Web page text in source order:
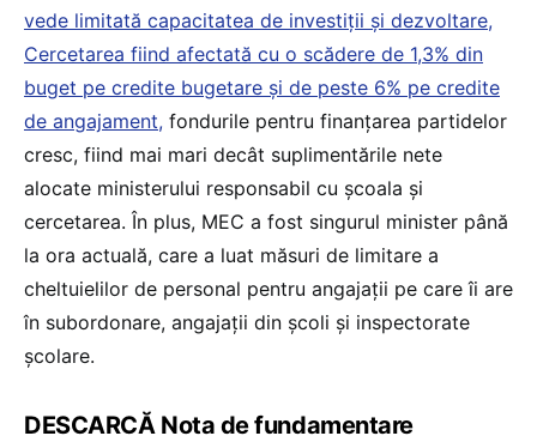
vede limitată capacitatea de investiții și dezvoltare,
Cercetarea fiind afectată cu o scădere de 1,3% din
buget pe credite bugetare și de peste 6% pe credite
de angajament, fondurile pentru finanțarea partidelor
cresc, fiind mai mari decât suplimentările nete
alocate ministerului responsabil cu școala și
cercetarea. În plus, MEC a fost singurul minister până
la ora actuală, care a luat măsuri de limitare a
cheltuielilor de personal pentru angajații pe care îi are
în subordonare, angajații din școli și inspectorate
școlare.
DESCARCĂ Nota de fundamentare